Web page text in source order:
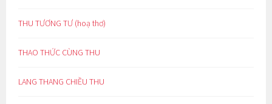
THU TƯƠNG TƯ (hoạ thơ)
THAO THỨC CÙNG THU
LANG THANG CHIỀU THU